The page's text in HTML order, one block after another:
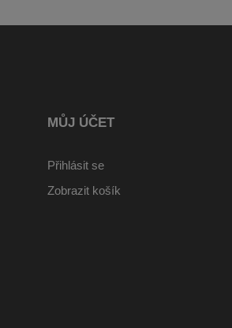
MŮJ ÚČET
Přihlásit se
Zobrazit košík